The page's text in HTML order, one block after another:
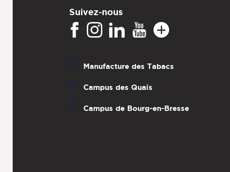
Suivez-nous
Manufacture des Tabacs
Campus des Quais
Campus de Bourg-en-Bresse